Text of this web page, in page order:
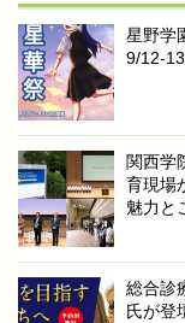
星野学
9/12-
関西学
育現場
魅力と
総合診
氏が登